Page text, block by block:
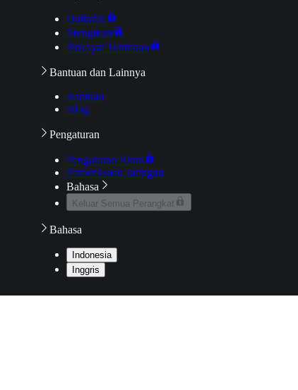
Daftarku
Mengikuti
Riwayat Tontonan
Bantuan dan Lainnya
Bantuan
Blog
Pengaturan
Pengaturan Akun
Pemeriksaan Jaringan
Bahasa
Keluar Semua Perangkat
Bahasa
Indonesia
Inggris